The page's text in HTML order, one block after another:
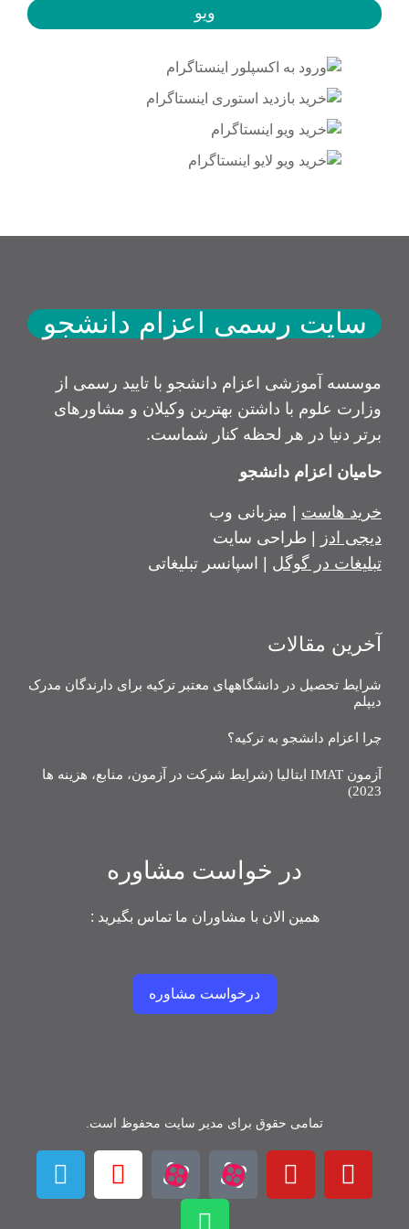
ویو
سایت رسمی اعزام دانشجو
موسسه آموزشی اعزام دانشجو با تایید رسمی از
وزارت علوم با داشتن بهترین وکیلان و مشاورهای
برتر دنیا در هر لحظه کنار شماست.
حامیان اعزام دانشجو
خرید هاست | میزبانی وب
دیجی ادز
| طراحی سایت
تبلیغات در گوگل | اسپانسر تبلیغاتی
آخرین مقالات
شرایط تحصیل در دانشگاههای معتبر ترکیه برای دارندگان مدرک
دیپلم
چرا اعزام دانشجو به ترکیه؟
آزمون IMAT ایتالیا (شرایط شرکت در آزمون، منابع، هزینه ها
2023)
در خواست مشاوره
همین الان با مشاوران ما تماس بگیرید :
درخواست مشاوره
تمامی حقوق برای مدیر سایت محفوظ است.